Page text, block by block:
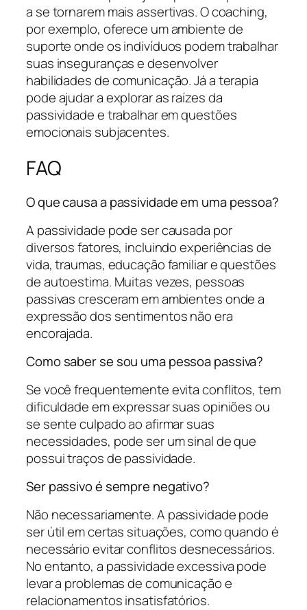
a se tornarem mais assertivas. O coaching,
por exemplo, oferece um ambiente de
suporte onde os indivíduos podem trabalhar
suas inseguranças e desenvolver
habilidades de comunicação. Já a terapia
pode ajudar a explorar as raízes da
passividade e trabalhar em questões
emocionais subjacentes.
FAQ
O que causa a passividade em uma pessoa?
A passividade pode ser causada por
diversos fatores, incluindo experiências de
vida, traumas, educação familiar e questões
de autoestima. Muitas vezes, pessoas
passivas cresceram em ambientes onde a
expressão dos sentimentos não era
encorajada.
Como saber se sou uma pessoa passiva?
Se você frequentemente evita conflitos, tem
dificuldade em expressar suas opiniões ou
se sente culpado ao afirmar suas
necessidades, pode ser um sinal de que
possui traços de passividade.
Ser passivo é sempre negativo?
Não necessariamente. A passividade pode
ser útil em certas situações, como quando é
necessário evitar conflitos desnecessários.
No entanto, a passividade excessiva pode
levar a problemas de comunicação e
relacionamentos insatisfatórios.